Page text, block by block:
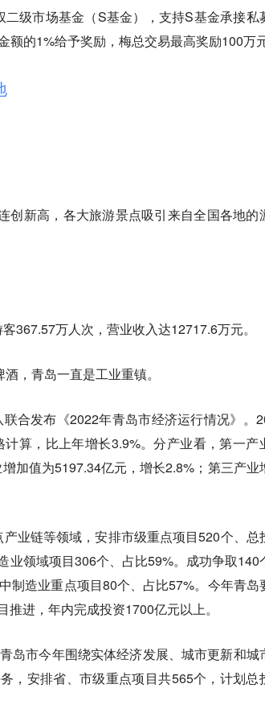
二级市场基金（S基金），支持S基金承接私
的1%给予奖励，梅总交易最高奖励100万元
创新高，各大旅游景点吸引来自全国各地的
367.57万人次，营业收入达12717.6万元。
，青岛一直是工业重镇。
合发布《2022年青岛市经济运行情况》。
算，比上年增长3.9%。分产业看，第一产
加值为5197.34亿元，增长2.8%；第三产业
业链等领域，安排市级重点项目520个、总
业领域项目306个、占比59%。成功争取140
制造业重点项目80个、占比57%。今年青岛
进，年内完成投资1700亿元以上。
岛市今年围绕实体经济发展、城市更新和城
，安排省、市级重点项目共565个，计划总